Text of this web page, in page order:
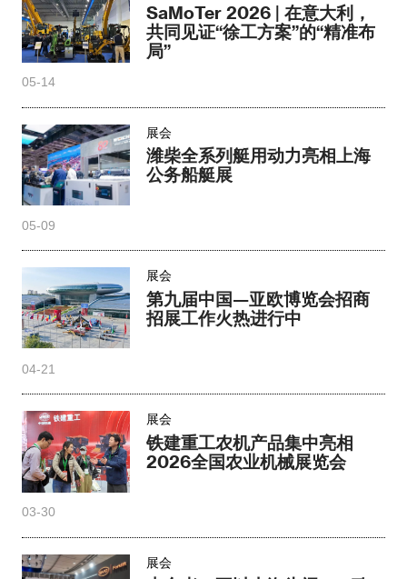
SaMoTer 2026 | 在意大利，
共同见证“徐工方案”的“精准布
局”
05-14
展会
潍柴全系列艇用动力亮相上海
公务船艇展
05-09
展会
第九届中国—亚欧博览会招商
招展工作火热进行中
04-21
展会
铁建重工农机产品集中亮相
2026全国农业机械展览会
03-30
展会